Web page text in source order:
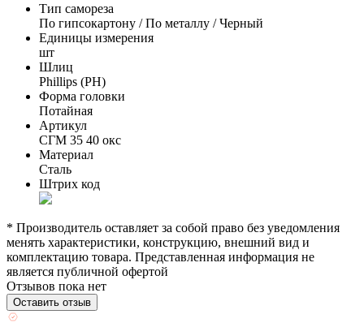
Тип самореза
По гипсокартону / По металлу / Черный
Единицы измерения
шт
Шлиц
Phillips (PH)
Форма головки
Потайная
Артикул
СГМ 35 40 окс
Материал
Сталь
Штрих код
* Производитель оставляет за собой право без уведомления
менять характеристики, конструкцию, внешний вид и
комплектацию товара. Представленная информация не
является публичной офертой
Отзывов пока нет
Оставить отзыв